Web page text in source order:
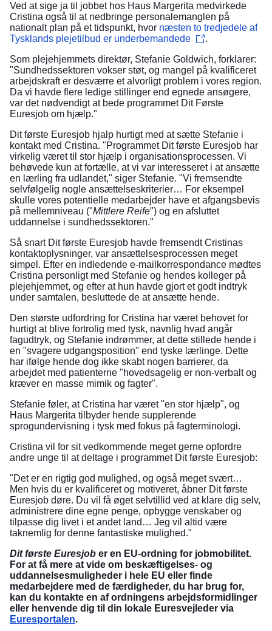
Ved at sige ja til jobbet hos Haus Margerita medvirkede
Cristina også til at nedbringe personalemanglen på
nationalt plan på et tidspunkt, hvor næsten to tredjedele af
Tysklands plejetilbud er underbemandede
.
Som plejehjemmets direktør, Stefanie Goldwich, forklarer:
"Sundhedssektoren vokser støt, og mangel på kvalificeret
arbejdskraft er desværre et alvorligt problem i vores region.
Da vi havde flere ledige stillinger end egnede ansøgere,
var det nødvendigt at bede programmet Dit Første
Euresjob om hjælp."
Dit første Euresjob hjalp hurtigt med at sætte Stefanie i
kontakt med Cristina. "Programmet Dit første Euresjob har
virkelig været til stor hjælp i organisationsprocessen. Vi
behøvede kun at fortælle, at vi var interesseret i at ansætte
en lærling fra udlandet," siger Stefanie. "Vi fremsendte
selvfølgelig nogle ansættelseskriterier… For eksempel
skulle vores potentielle medarbejder have et afgangsbevis
på mellemniveau ("Mittlere Reife") og en afsluttet
uddannelse i sundhedssektoren."
Så snart Dit første Euresjob havde fremsendt Cristinas
kontaktoplysninger, var ansættelsesprocessen meget
simpel. Efter en indledende e-mailkorrespondance mødtes
Cristina personligt med Stefanie og hendes kolleger på
plejehjemmet, og efter at hun havde gjort et godt indtryk
under samtalen, besluttede de at ansætte hende.
Den største udfordring for Cristina har været behovet for
hurtigt at blive fortrolig med tysk, navnlig hvad angår
fagudtryk, og Stefanie indrømmer, at dette stillede hende i
en "svagere udgangsposition" end tyske lærlinge. Dette
har ifølge hende dog ikke skabt nogen barrierer, da
arbejdet med patienterne "hovedsagelig er non-verbalt og
kræver en masse mimik og fagter".
Stefanie føler, at Cristina har været "en stor hjælp", og
Haus Margerita tilbyder hende supplerende
sprogundervisning i tysk med fokus på fagterminologi.
Cristina vil for sit vedkommende meget gerne opfordre
andre unge til at deltage i programmet Dit første Euresjob:
"Det er en rigtig god mulighed, og også meget svært…
Men hvis du er kvalificeret og motiveret, åbner Dit første
Euresjob døre. Du vil få øget selvtillid ved at klare dig selv,
administrere dine egne penge, opbygge venskaber og
tilpasse dig livet i et andet land… Jeg vil altid være
taknemlig for denne fantastiske mulighed."
Dit første Euresjob er en EU-ordning for jobmobilitet.
For at få mere at vide om beskæftigelses- og
uddannelsesmuligheder i hele EU eller finde
medarbejdere med de færdigheder, du har brug for,
kan du kontakte en af ordningens arbejdsformidlinger
eller henvende dig til din lokale Euresvejleder via
Euresportalen.